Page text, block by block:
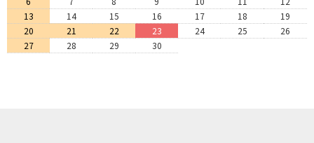
13
14 15 16 17 18
19
20
21 22 23 24 25
26
27
28 29 30